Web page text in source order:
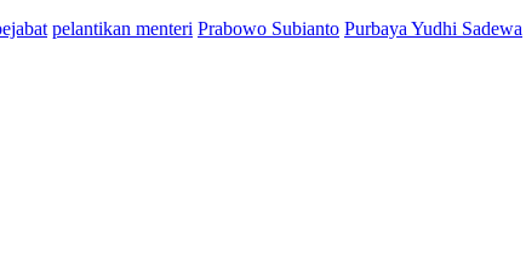
pelantikan menteri Prabowo Subianto Purbaya Yudhi Sadewa